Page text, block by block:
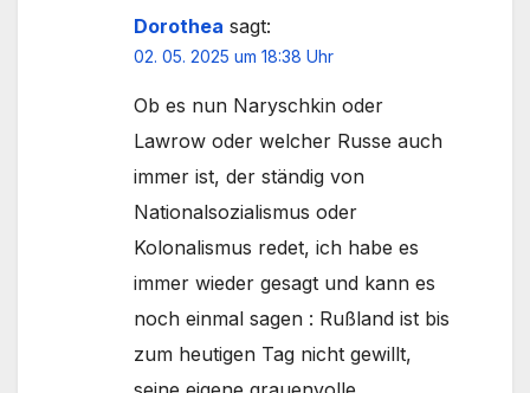
Dorothea sagt:
02. 05. 2025 um 18:38 Uhr
Ob es nun Naryschkin oder
Lawrow oder welcher Russe auch
immer ist, der ständig von
Nationalsozialismus oder
Kolonalismus redet, ich habe es
immer wieder gesagt und kann es
noch einmal sagen : Rußland ist bis
zum heutigen Tag nicht gewillt,